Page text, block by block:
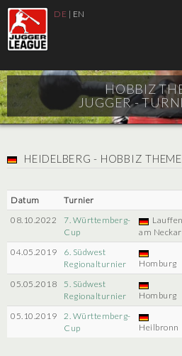
DE | EN
HOBBIZ
JUGGER -
HEIDELBERG - HOBBIZ
Datum Turnier
08.10.2022
7. Württemberg-
Cup
Lauffen
am Neckar
04.05.2019
6. Südwest
Regionalturnier
Homburg
05.05.2018
5. Südwest
Regionalturnier
Homburg
05.10.2019
2. Württemberg-
Cup
Heilbronn